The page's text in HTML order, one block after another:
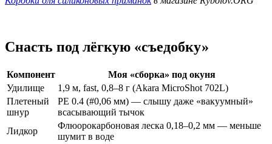
Снасть под лёгкую «съедобку»
Компонент
Моя «сборка» под окуня
Удилище
1,9 м, fast, 0,8–8 г (Akara MicroShot 702L)
Плетеный
шнур
PE 0.4 (#0,06 мм) — слышу даже «вакуумный»
всасыва­ющий тычок
Лидкор
Флюорокарбоновая леска 0,18–0,2 мм — меньше
шумит в воде